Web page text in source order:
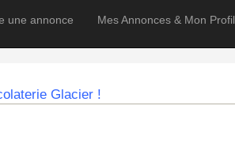
une annonce Mes Annonces & Mon Profil
Glacier !